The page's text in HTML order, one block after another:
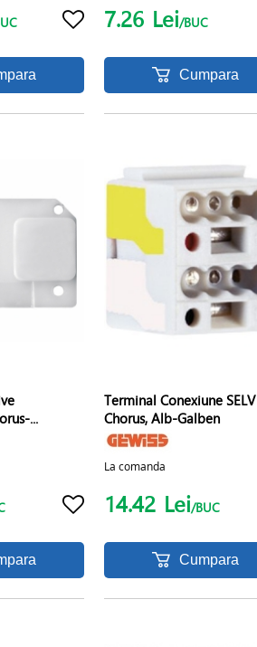
7.26 Lei/BUC
Cumpara
...
Terminal Conexiune SELV
Chorus, Alb-Galben
La comanda
14.42 Lei/BUC
Cumpara